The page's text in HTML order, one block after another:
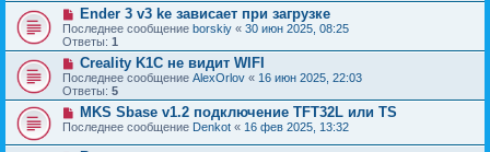
Ender 3 v3 ke зависает при загрузке
Последнее сообщение borskiy « 30 июн 2025, 08:25
Ответы: 1
Creality K1C не видит WIFI
Последнее сообщение AlexOrlov « 16 июн 2025, 22:03
Ответы: 5
MKS Sbase v1.2 подключение TFT32L или TS
Последнее сообщение Denkot « 16 фев 2025, 13:32